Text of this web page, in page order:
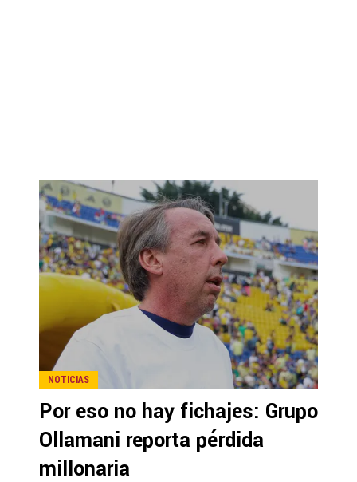
NOTICIAS
Por eso no hay fichajes: Grupo
Ollamani reporta pérdida
millonaria